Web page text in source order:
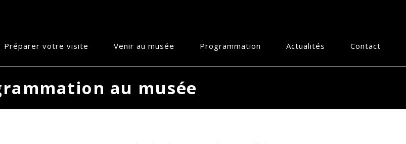
Préparer votre visite Venir au musée Programmation Actualités Contact
au musée